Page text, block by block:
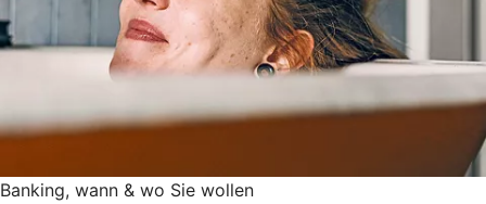
Banking, wann & wo Sie wollen